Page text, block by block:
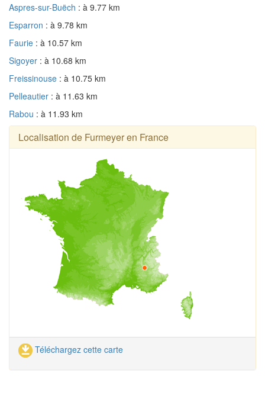
Aspres-sur-Buëch : à 9.77 km
Esparron : à 9.78 km
Faurie : à 10.57 km
Sigoyer : à 10.68 km
Freissinouse : à 10.75 km
Pelleautier : à 11.63 km
Rabou : à 11.93 km
Localisation de Furmeyer en France
Téléchargez cette carte